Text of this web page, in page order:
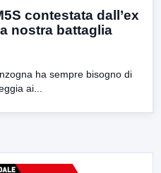
contestata dall’ex
nostra battaglia
ha sempre bisogno di
ai...